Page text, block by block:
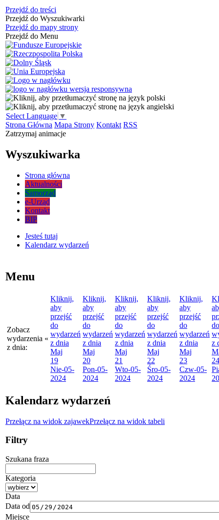
Przejdź do treści
Przejdź do Wyszukiwarki
Przejdź do mapy strony
Przejdź do Menu
Select Language ▼
Strona Główna Mapa Strony Kontakt RSS
Zatrzymaj animacje
Wyszukiwarka
Strona główna
Aktualności
Samorząd
e-Urząd
Kontakt
BIP
Jesteś tutaj
Kalendarz wydarzeń
Menu
Zobacz
wydarzenia
z dnia:
«
Kliknij,
aby
przejść
do
wydarzeń
z dnia
Maj
19
Nie-05-
2024
Kliknij,
aby
przejść
do
wydarzeń
z dnia
Maj
20
Pon-05-
2024
Kliknij,
aby
przejść
do
wydarzeń
z dnia
Maj
21
Wto-05-
2024
Kliknij,
aby
przejść
do
wydarzeń
z dnia
Maj
22
Śro-05-
2024
Kliknij,
aby
przejść
do
wydarzeń
z dnia
Maj
23
Czw-05-
2024
do
z
24
Kalendarz wydarzeń
Przełącz na widok zajawekPrzełącz na widok tabeli
Filtry
Szukana fraza
Kategoria
Data
Data od
Miejsce